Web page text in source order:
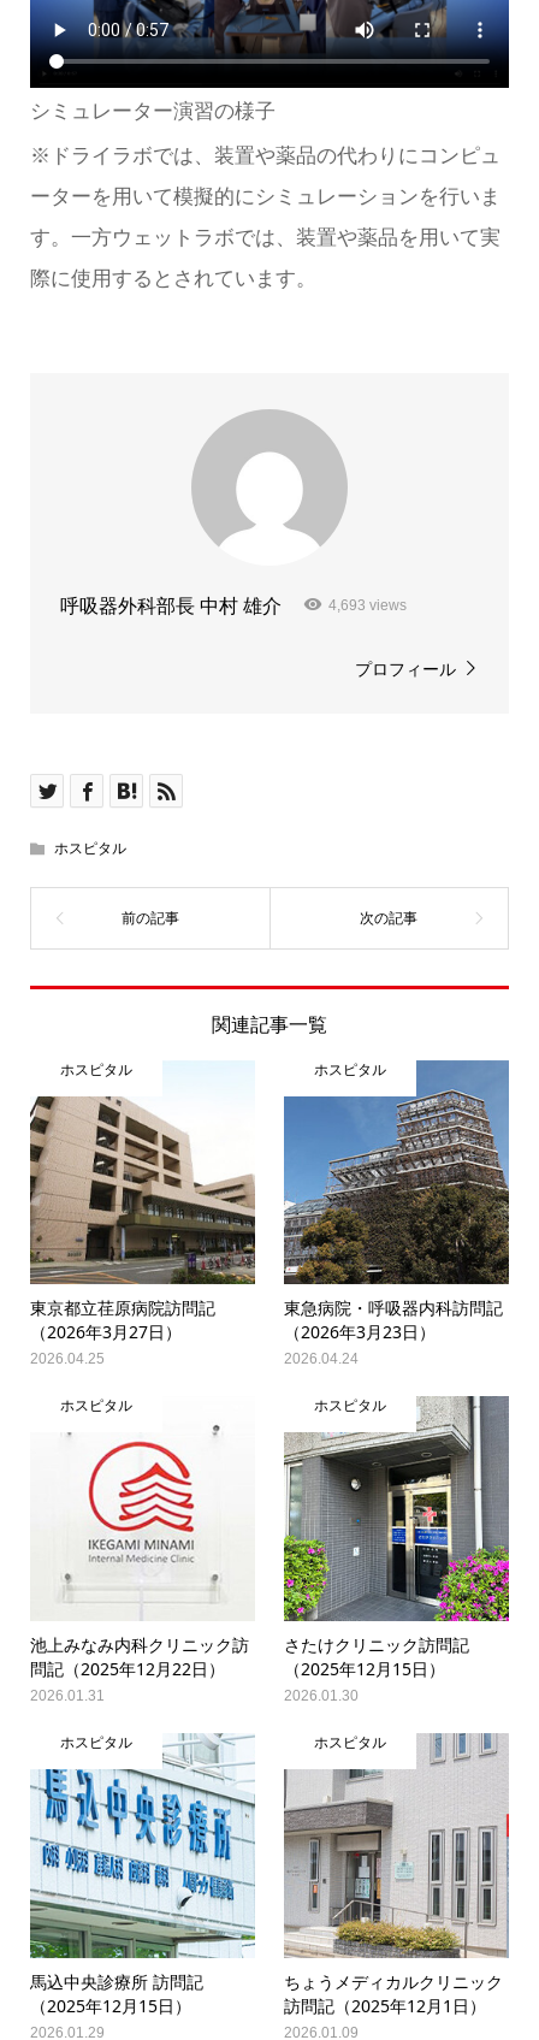
シミュレーター演習の様子
※ドライラボでは、装置や薬品の代わりにコンピュ
ーターを用いて模擬的にシミュレーションを行いま
す。一方ウェットラボでは、装置や薬品を用いて実
際に使用するとされています。
呼吸器外科部長 中村 雄介 4,693 views
プロフィール
ホスピタル
関連記事一覧
ホスピタル
東京都立荏原病院訪問記
（2026年3月27日）
2026.04.25
ホスピタル
東急病院・呼吸器内科訪問記
（2026年3月23日）
2026.04.24
ホスピタル
池上みなみ内科クリニック訪
問記（2025年12月22日）
2026.01.31
ホスピタル
さたけクリニック訪問記
（2025年12月15日）
2026.01.30
ホスピタル
馬込中央診療所 訪問記
（2025年12月15日）
2026.01.29
ホスピタル
ちょうメディカルクリニック
訪問記（2025年12月1日）
2026.01.09